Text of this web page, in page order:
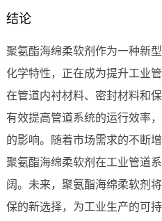
结论
聚氨酯海绵柔软剂作为一种新
化学特性，正在成为提升工业
在管道内衬材料、密封材料和
有效提高管道系统的运行效率
的影响。随着市场需求的不断
聚氨酯海绵柔软剂在工业管道
阔。未来，聚氨酯海绵柔软剂
保的新选择，为工业生产的可